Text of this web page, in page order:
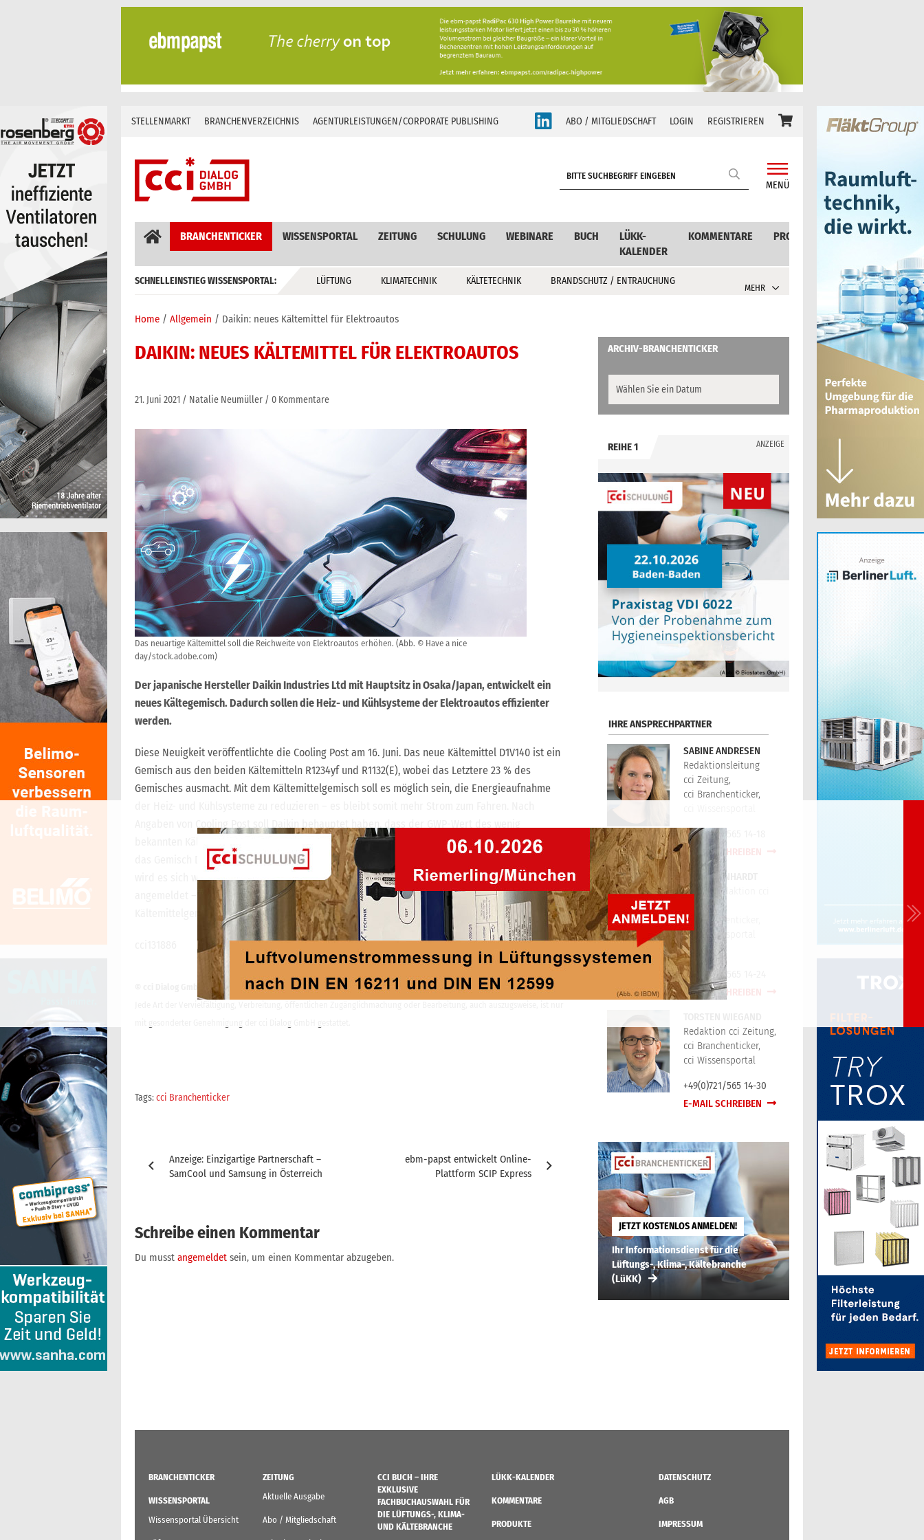
Skip
content
STELLENMARKT BRANCHENVERZEICHNIS AGENTURLEISTUNGEN/CORPORATE PUBLISHING ABO / MITGLIEDSCHAFT LOGIN REGISTRIEREN
MENÜ
BRANCHENTICKER WISSENSPORTAL ZEITUNG SCHULUNG WEBINARE BUCH
LÜKK-
KALENDER
KOMMENTARE PRODUKTE
SCHNELLEINSTIEG WISSENSPORTAL: LÜFTUNG KLIMATECHNIK KÄLTETECHNIK BRANDSCHUTZ / ENTRAUCHUNG
MEHR
Home Allgemein Daikin: neues Kältemittel für Elektroautos
DAIKIN: NEUES KÄLTEMITTEL FÜR ELEKTROAUTOS
21. Juni 2021 Natalie Neumüller 0 Kommentare
Das neuartige Kältemittel soll die Reichweite von Elektroautos erhöhen. (Abb. © Have a nice
day/stock.adobe.com)
Der japanische Hersteller Daikin Industries Ltd mit Hauptsitz in Osaka/Japan, entwickelt ein
neues Kältegemisch. Dadurch sollen die Heiz- und Kühlsysteme der Elektroautos effizienter
werden.
Diese Neuigkeit veröffentlichte die Cooling Post am 16. Juni. Das neue Kältemittel D1V140 ist ein
Gemisch aus den beiden Kältemitteln R1234yf und R1132(E), wobei das Letztere 23 % des
Gemisches ausmacht. Mit dem Kältemittelgemisch soll es möglich sein, die Energieaufnahme
bekannten Kältemittels R1132(E) unter 1 liegt. Beides, sowohl das Kältemittel R12232(E) als auch
das Gemisch D1V140, wurden im Mai zur Registrierung bei ASHRAE eingereicht. In beiden Fällen
wird es sich wohl um ein A2L-Kältemittel handeln. Daikin hat für R1132(E) viele Patente
angemeldet – für die Produktion und für dessen Anwendung in zahlreichen
Kältemittelgemischen.
Tags:cci Branchenticker
Anzeige: Einzigartige Partnerschaft –
SamCool und Samsung in Österreich
ebm-papst entwickelt Online-
Plattform SCIP Express
Schreibe einen Kommentar
Du musst angemeldet sein, um einen Kommentar abzugeben.
ARCHIV-BRANCHENTICKER
REIHE 1 ANZEIGE
IHRE ANSPRECHPARTNER
SABINE ANDRESEN
Redaktionsleitung
cci Zeitung,
cci Branchenticker,
+49(0)721/565 14-18
E-MAIL SCHREIBEN
PETER REINHARDT
Technikredaktion cci
Zeitung,
cci Branchenticker,
cci Wissensportal
+49(0)721/565 14-24
E-MAIL SCHREIBEN
Redaktion cci Zeitung,
cci Branchenticker,
cci Wissensportal
+49(0)721/565 14-30
E-MAIL SCHREIBEN
JETZT KOSTENLOS ANMELDEN!
Ihr Informationsdienst für die
Lüftungs-, Klima-, Kältebranche
(LüKK)
BRANCHENTICKER
WISSENSPORTAL
Wissensportal Übersicht
ZEITUNG
Aktuelle Ausgabe
Abo / Mitgliedschaft
CCI BUCH – IHRE
EXKLUSIVE
FACHBUCHAUSWAHL FÜR
DIE LÜFTUNGS-, KLIMA-
UND KÄLTEBRANCHE
LÜKK-KALENDER
KOMMENTARE
PRODUKTE
DATENSCHUTZ
AGB
IMPRESSUM